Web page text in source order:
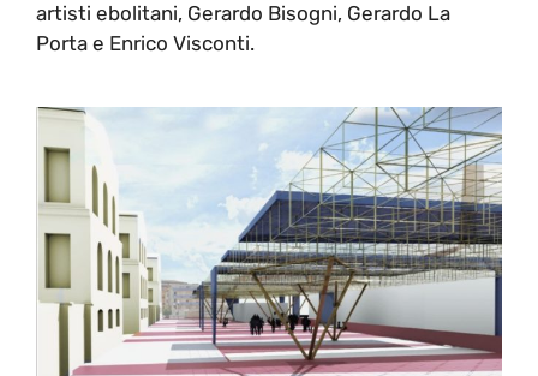
artisti ebolitani, Gerardo Bisogni, Gerardo La
Porta e Enrico Visconti.